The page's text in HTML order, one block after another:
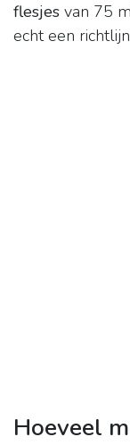
flesjes van 75
echt een
Hoeveel